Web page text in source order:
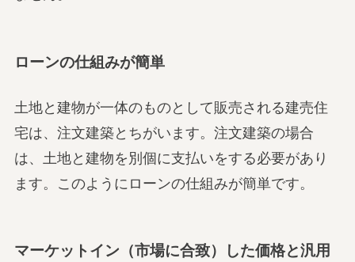
ローンの仕組みが簡単
土地と建物が一体のものとして販売される建売住
宅は、注文建築とちがいます。注文建築の場合
は、土地と建物を別個に支払いをする必要があり
ます。このようにローンの仕組みが簡単です。
マーケットイン（市場に合致）した価格と汎用